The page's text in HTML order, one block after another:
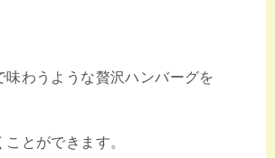
味わうような贅沢ハンバーグを
とができます。